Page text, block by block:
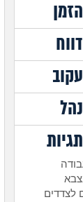
הזמן
דווח
עקוב
נהל
תגיות
לצדדים